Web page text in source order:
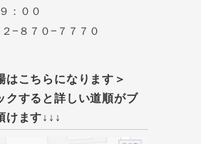
：００
７０−７７７０
はこちらになります＞
クすると詳しい道順がブ
けます↓↓↓